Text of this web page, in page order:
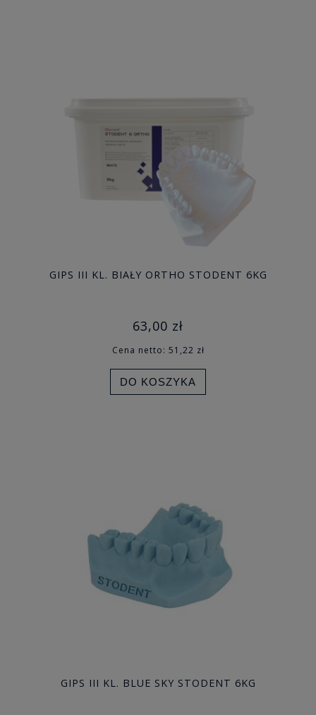
GIPS III KL. BIAŁY ORTHO STODENT 6KG
63,00 zł
Cena netto: 51,22 zł
DO KOSZYKA
GIPS III KL. BLUE SKY STODENT 6KG